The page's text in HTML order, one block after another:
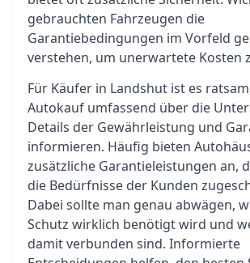
gebrauchten Fahrzeugen die
Garantiebedingungen im Vorfeld
verstehen, um unerwartete Kosten
Für Käufer in Landshut ist es
Autokauf umfassend über die
Details der Gewährleistung und
informieren. Häufig bieten
zusätzliche Garantieleistungen an,
die Bedürfnisse der Kunden
Dabei sollte man genau abwägen,
Schutz wirklich benötigt wird und
damit verbunden sind. Informierte